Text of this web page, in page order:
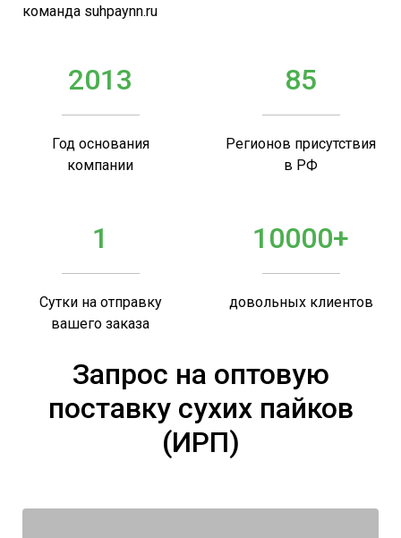
команда suhpaynn.ru
2013
Год основания
компании
85
Регионов присутствия
в РФ
1
Сутки на отправку
вашего заказа
10000+
довольных клиентов
Запрос на оптовую
поставку сухих пайков
(ИРП)